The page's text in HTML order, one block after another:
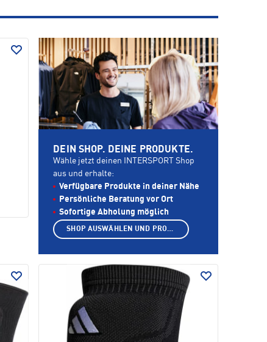
DEIN SHOP. DEINE PRODUKTE.
Wähle jetzt deinen INTERSPORT Shop
aus und erhalte:
Verfügbare Produkte in deiner Nähe
Persönliche Beratung vor Ort
Sofortige Abholung möglich
SHOP AUSWÄHLEN UND PRODUKTE ANZEIGEN